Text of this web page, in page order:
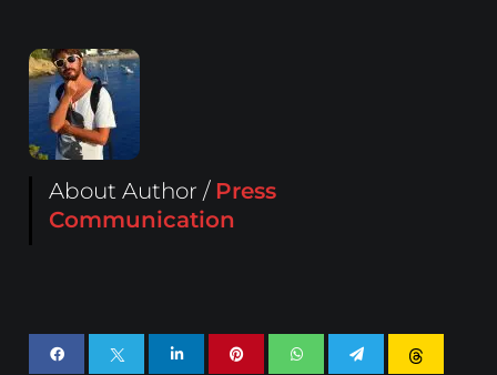
About Author / Press
Communication